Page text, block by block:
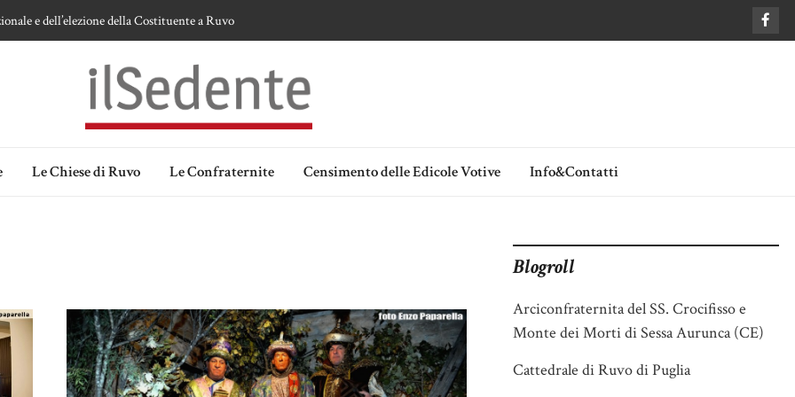
e dell’elezione della Costituente a Ruvo
Madonna delle Grazie di Ruvo di Puglia
Ipotesi e memorie.
Le Chiese di Ruvo Le Confraternite Censimento delle Edicole Votive Info&Contatti
Blogroll
Arciconfraternita del SS. Crocifisso e
Monte dei Morti di Sessa Aurunca (CE)
Cattedrale di Ruvo di Puglia